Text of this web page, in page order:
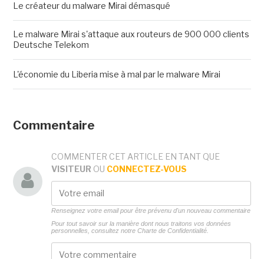
Le créateur du malware Mirai démasqué
Le malware Mirai s'attaque aux routeurs de 900 000 clients
Deutsche Telekom
L'économie du Liberia mise à mal par le malware Mirai
Commentaire
COMMENTER CET ARTICLE EN TANT QUE
VISITEUR OU CONNECTEZ-VOUS
Renseignez votre email pour être prévenu d'un nouveau commentaire
Pour tout savoir sur la manière dont nous traitons vos données
personnelles, consultez notre Charte de Confidentialité.